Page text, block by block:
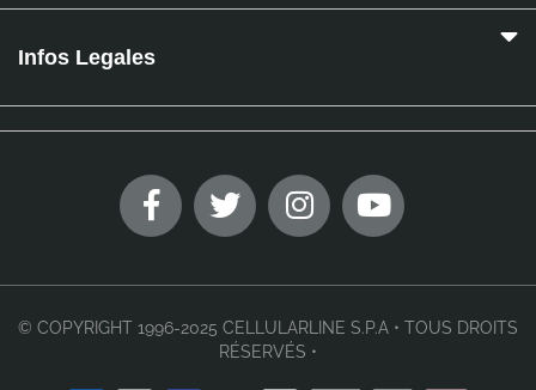
Infos Legales
© COPYRIGHT 1996-2025 CELLULARLINE S.P.A • TOUS DROITS
RÉSERVÉS •